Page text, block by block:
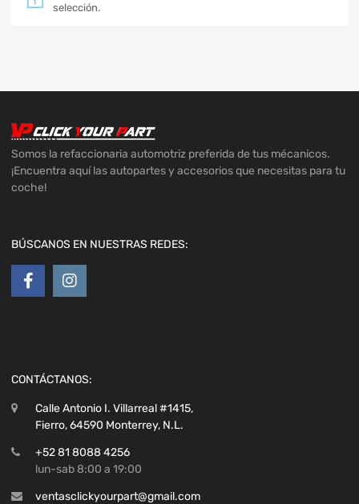
selección.
Somos la refaccionaria automotriz preferida de tus mécanicos.
¡Encuentra aquí las autopartes y accesorios que necesitas para tu
coche!
BÚSCANOS EN NUESTRAS REDES:
CONTÁCTANOS:
Calle Antonio I. Villarreal #1415,
Fierro, 64590 Monterrey, N.L.
+52 81 8088 4256
lun-sab 8:00 a 19:00
ventasclickyourpart@gmail.com